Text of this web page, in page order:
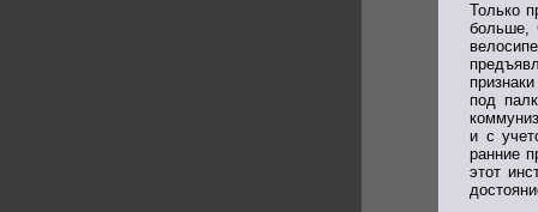
Только
больше,
под
и с
ранние
этот